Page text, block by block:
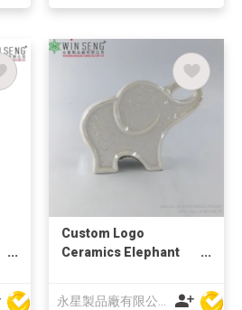
Custom Logo
Ceramics Elephant
永星製品廠有限公司